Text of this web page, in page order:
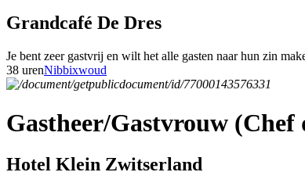
Grandcafé De Dres
Je bent zeer gastvrij en wilt het alle gasten naar hun zin
38 urenNibbixwoud
Gastheer/Gastvrouw (Chef
Hotel Klein Zwitserland